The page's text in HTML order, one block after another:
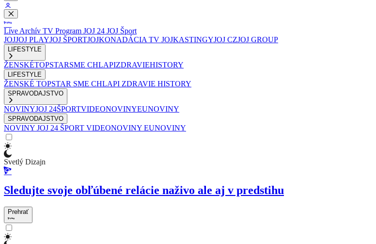
Live Archív TV Program JOJ 24 JOJ Šport
JOJJOJ PLAYJOJ ŠPORTJOJKONADÁCIA TV JOJKASTINGYJOJ CZJOJ GROUP
LIFESTYLE
ŽENSKÉTOPSTARSME CHLAPIZDRAVIEHISTORY
LIFESTYLE
ŽENSKÉ TOPSTAR SME CHLAPI ZDRAVIE HISTORY
SPRAVODAJSTVO
NOVINYJOJ 24ŠPORTVIDEONOVINYEUNOVINY
SPRAVODAJSTVO
NOVINY JOJ 24 ŠPORT VIDEONOVINY EUNOVINY
Svetlý Dizajn
Sledujte svoje obľúbené relácie naživo ale aj v predstihu
Prehrať